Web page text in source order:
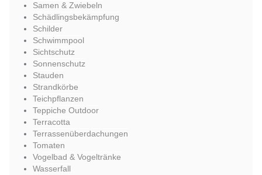
Samen & Zwiebeln
Schädlingsbekämpfung
Schilder
Schwimmpool
Sichtschutz
Sonnenschutz
Stauden
Strandkörbe
Teichpflanzen
Teppiche Outdoor
Terracotta
Terrassenüberdachungen
Tomaten
Vogelbad & Vogeltränke
Wasserfall